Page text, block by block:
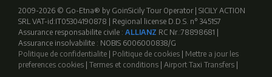
2009-2026 © Go-Etna® by GoinSicily Tour Operator | SICILY ACTION
SRL VAT-id:IT05304190878 | Regional license D.D.S. n° 3451S7
Assurance responsabilite civile : ALLIANZ RC Nr.:78898681 |
Assurance insolvabilite : NOBIS 6006000838/G
Politique de confidentialite
Politique de cookies
Mettre a jour les
preferences cookies Termes et conditions Airport Taxi Transfers